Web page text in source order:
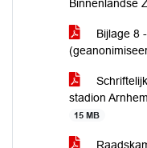
Binnenlandse
Bijlage 8
stadion
15 MB